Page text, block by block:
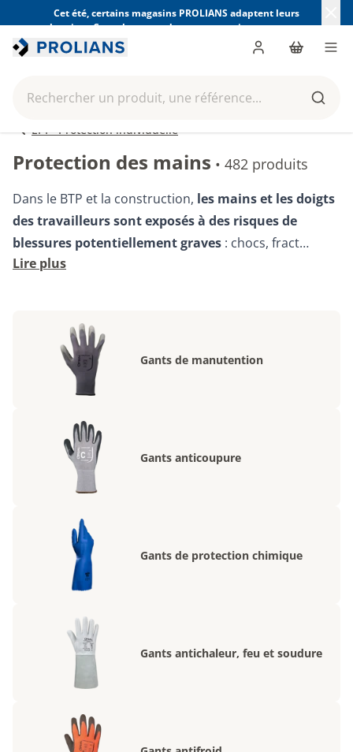
Cet été, certains magasins PROLIANS adaptent leurs
horaires. Consultez ceux de votre magasin avant votre
visite.
Rechercher un produit, une référence...
Panier
EPI - Protection individuelle
Protection des mains • 482 produits
Dans le BTP et la construction, les mains et les doigts
des travailleurs sont exposés à des risques de
blessures potentiellement graves : chocs, fract…
Lire plus
Gants de manutention
Gants anticoupure
Gants de protection chimique
Gants antichaleur, feu et soudure